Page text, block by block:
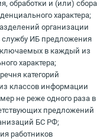
обработки и (или) сбора
характера;
организации
службу ИБ предложения
в каждый из
характера;
категорий
классов информации
не реже одного раза в
предложений
БС РФ;
работников